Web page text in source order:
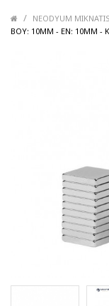
/ NEODYUM MIKNATIS
BOY: 10MM - EN: 10MM -